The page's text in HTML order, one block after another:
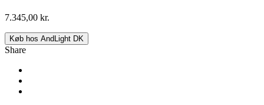
7.345,00 kr.
Køb hos AndLight DK
Share